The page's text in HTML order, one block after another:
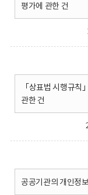
평가에 관한 건
「상표법 시행규
관한 건
공공기관의 개인정